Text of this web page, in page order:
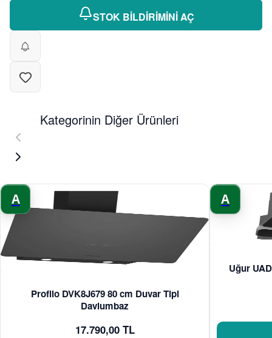
STOK BİLDİRİMİNİ AÇ
Kategorinin Diğer Ürünleri
A
Profilo DVK8J679 80 cm Duvar Tipi
Davlumbaz
17.790,00 TL
A
Uğur